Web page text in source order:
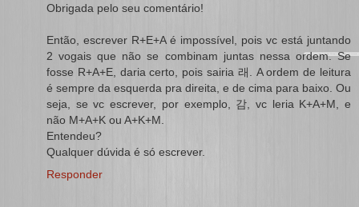
Obrigada pelo seu comentário!
Então, escrever R+E+A é impossível, pois vc está juntando
2 vogais que não se combinam juntas nessa ordem. Se
fosse R+A+E, daria certo, pois sairia 래. A ordem de leitura
é sempre da esquerda pra direita, e de cima para baixo. Ou
seja, se vc escrever, por exemplo, 감, vc leria K+A+M, e
não M+A+K ou A+K+M.
Entendeu?
Qualquer dúvida é só escrever.
Responder